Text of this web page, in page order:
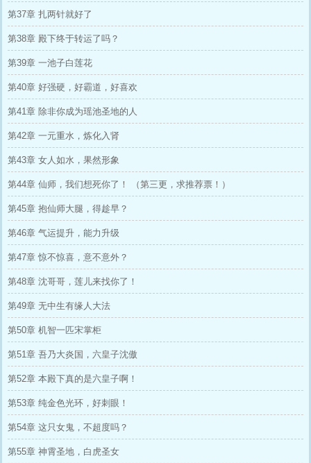
第37章 扎两针就好了
第38章 殿下终于转运了吗？
第39章 一池子白莲花
第40章 好强硬，好霸道，好喜欢
第41章 除非你成为瑶池圣地的人
第42章 一元重水，炼化入肾
第43章 女人如水，果然形象
第44章 仙师，我们想死你了！ （第三更，求推荐票！）
第45章 抱仙师大腿，得趁早？
第46章 气运提升，能力升级
第47章 惊不惊喜，意不意外？
第48章 沈哥哥，莲儿来找你了！
第49章 无中生有缘人大法
第50章 机智一匹宋掌柜
第51章 吾乃大炎国，六皇子沈傲
第52章 本殿下真的是六皇子啊！
第53章 纯金色光环，好刺眼！
第54章 这只女鬼，不超度吗？
第55章 神霄圣地，白虎圣女